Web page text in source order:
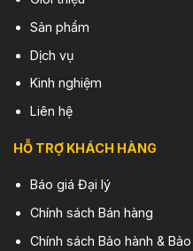
Sản phẩm
Dịch vụ
Kinh nghiệm
Liên hệ
HỖ TRỢ KHÁCH HÀNG
Báo giá Đại lý
Chính sách Bán hàng
Chính sách Bảo hành &